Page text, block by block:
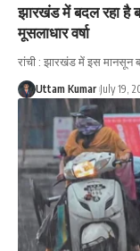
झारखंड में बदल रहा है
मूसलाधार वर्षा
रांची : झारखंड में इस मानसून
Uttam Kumar July 19,